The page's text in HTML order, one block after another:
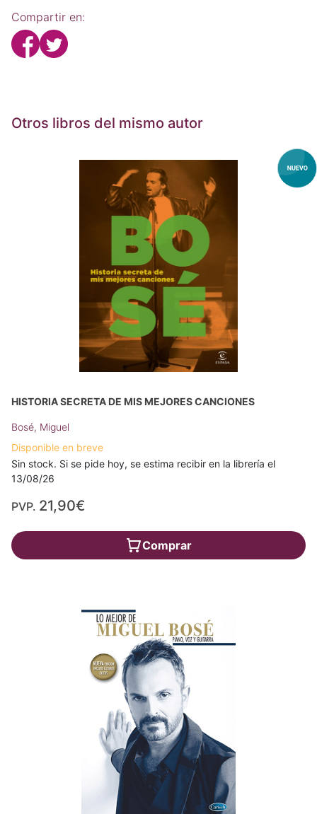
Compartir en:
Otros libros del mismo autor
HISTORIA SECRETA DE MIS MEJORES CANCIONES
Bosé, Miguel
Disponible en breve
Sin stock. Si se pide hoy, se estima recibir en la librería el
13/08/26
PVP. 21,90€
Comprar